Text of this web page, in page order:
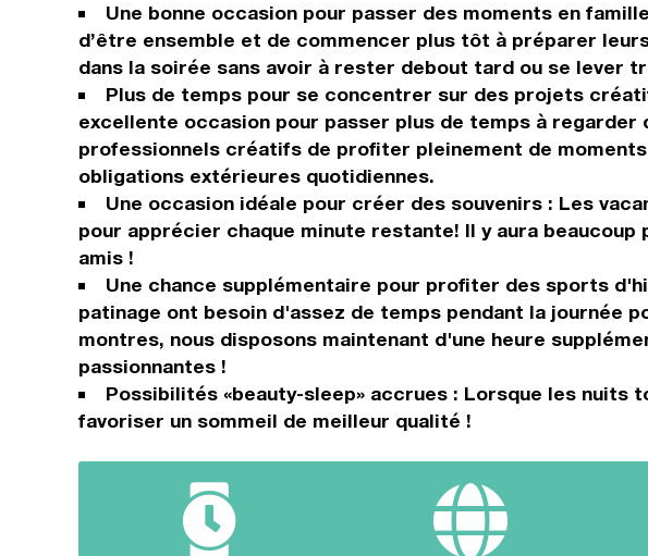
Une bonne occasion pour passer des moments en
d’être ensemble et de commencer plus tôt à préparer
dans la soirée sans avoir à rester debout tard ou se lever
Plus de temps pour se concentrer sur des projets
excellente occasion pour passer plus de temps à
professionnels créatifs de profiter pleinement de
obligations extérieures quotidiennes.
Une occasion idéale pour créer des souvenirs : Les
pour apprécier chaque minute restante! Il y aura
amis !
Une chance supplémentaire pour profiter des sports
patinage ont besoin d'assez de temps pendant la journée
montres, nous disposons maintenant d'une heure
passionnantes !
Possibilités «beauty-sleep» accrues : Lorsque les
favoriser un sommeil de meilleur qualité !